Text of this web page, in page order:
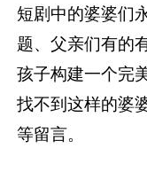
短剧中的婆婆们
题、父亲们有的
孩子构建一个完
找不到这样的婆
等留言。